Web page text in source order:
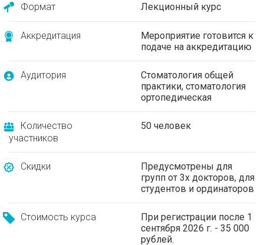
Формат Лекционный курс
Аккредитация
Мероприятие готовится к
подаче на аккредитацию
Аудитория
Стоматология общей
практики, стоматология
ортопедическая
Количество
участников
50 человек
Скидки
Предусмотрены для
групп от 3х докторов, для
студентов и ординаторов
Стоимость курса
При регистрации после 1
сентября 2026 г. - 35 000
рублей.